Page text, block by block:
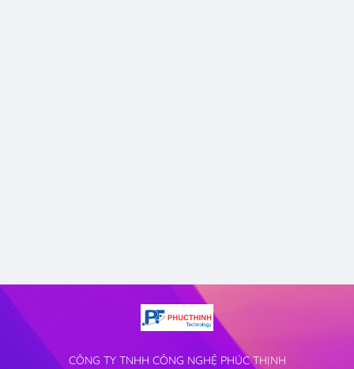
CÔNG TY TNHH CÔNG NGHỆ PHÚC THỊNH